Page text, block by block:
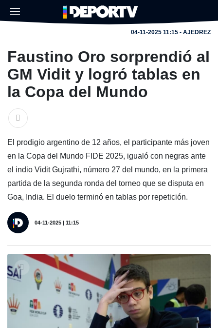
04-11-2025 11:15 - AJEDREZ
Faustino Oro sorprendió al
GM Vidit y logró tablas en
la Copa del Mundo
El prodigio argentino de 12 años, el participante más joven
en la Copa del Mundo FIDE 2025, igualó con negras ante
el indio Vidit Gujrathi, número 27 del mundo, en la primera
partida de la segunda ronda del torneo que se disputa en
Goa, India. El duelo terminó en tablas por repetición.
04-11-2025 | 11:15